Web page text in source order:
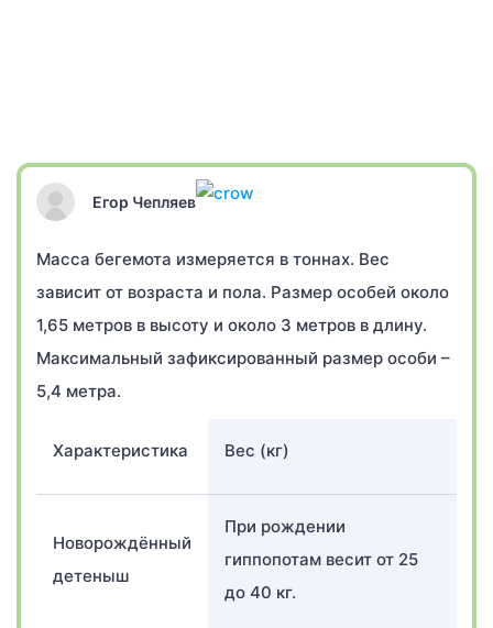
Егор Чепляев
Масса бегемота измеряется в тоннах. Вес
зависит от возраста и пола. Размер особей около
1,65 метров в высоту и около 3 метров в длину.
Максимальный зафиксированный размер особи –
5,4 метра.
Характеристика Вес (кг)
Новорождённый
детеныш
При рождении
гиппопотам весит от 25
до 40 кг.